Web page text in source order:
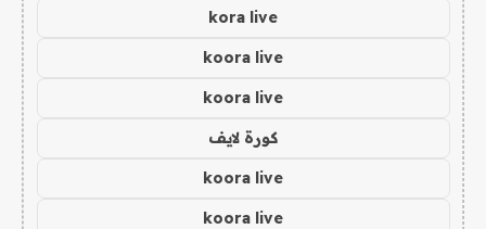
kora live
koora live
koora live
كورة لايف
koora live
koora live